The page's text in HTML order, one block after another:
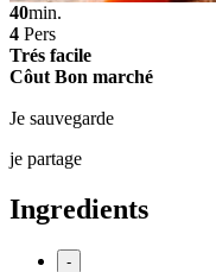
40min.
4 Pers
Trés facile
Côut Bon marché
Je sauvegarde
je partage
Ingredients
-